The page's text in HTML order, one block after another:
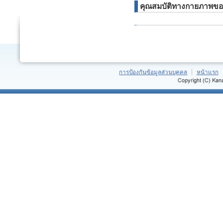
คุณสมบัติทางกายภาพขอ
การป้องกันข้อมูลส่วนบุคคล หน้าแรก